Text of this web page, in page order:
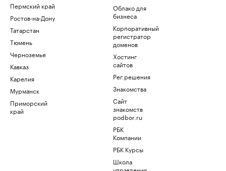
Пермский край
Ростов-на-Дону
Татарстан
Тюмень
Черноземье
Кавказ
Карелия
Мурманск
Приморский
край
Облако для
бизнеса
Корпоративный
регистратор
доменов
Хостинг
сайтов
Рег.решения
Знакомства
Сайт
знакомств
podbor.ru
РБК
Компании
РБК Курсы
Школа